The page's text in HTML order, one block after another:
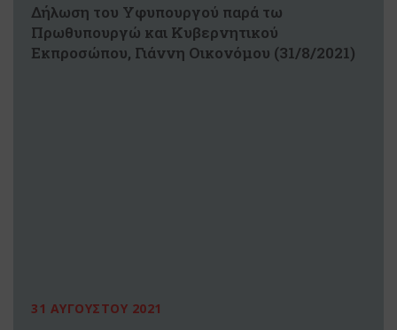
Δήλωση του Υφυπουργού παρά τω
Πρωθυπουργώ και Κυβερνητικού
Εκπροσώπου, Γιάννη Οικονόμου (31/8/2021)
31 ΑΥΓΟΥΣΤΟΥ 2021